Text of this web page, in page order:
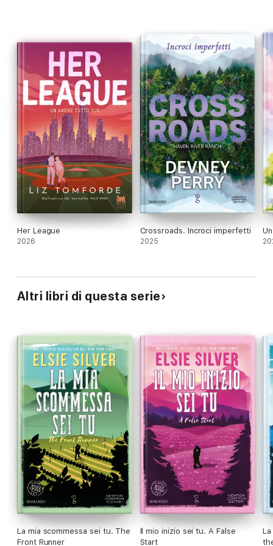
Her League
2026
Crossroads. Incroci imperfetti
2025
Altri libri di questa serie
La mia scommessa sei tu. The
Front Runner
Il mio inizio sei tu. A False
Start